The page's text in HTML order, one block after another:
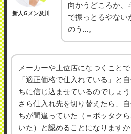
新人Gメン及川
向かうどころか、
で振っとるやない
のう…。
メーカーや上位店になつくことで
「適正価格で仕入れている」と
ちに信じ込ませているのでしょ
さら仕入れ先を切り替えたら、自
ちが間違っていた（＝ボッタクら
いた）と認めることになりますか